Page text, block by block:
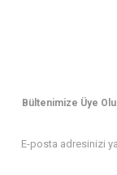
Bültenimize Üye